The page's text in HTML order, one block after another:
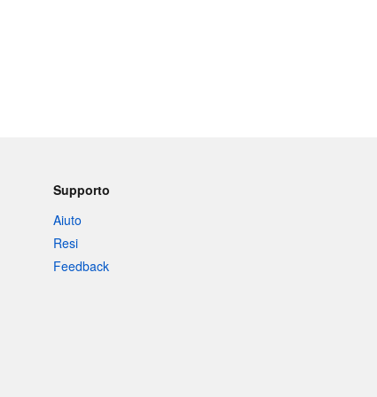
Supporto
Aiuto
Resi
Feedback